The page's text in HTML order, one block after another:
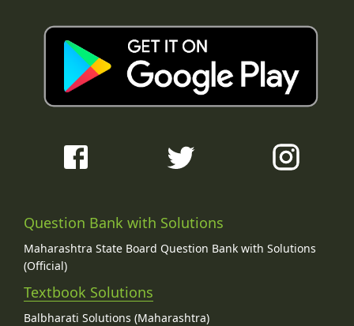
Question Bank with Solutions
Maharashtra State Board Question Bank with Solutions
(Official)
Textbook Solutions
Balbharati Solutions (Maharashtra)